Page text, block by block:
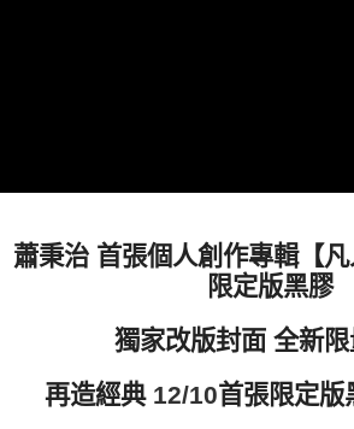
蕭秉治 首張個人創作專輯【凡
限定版黑膠
獨家改版封面 全新
再造經典 12/10首張限定版